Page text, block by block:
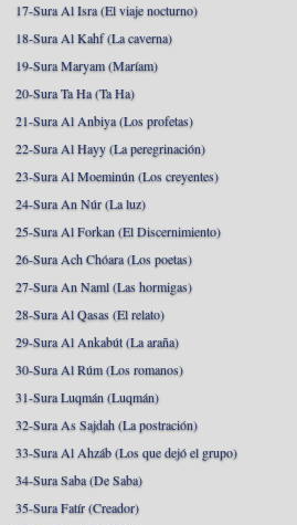
17-Sura Al Isra (El viaje nocturno)
18-Sura Al Kahf (La caverna)
19-Sura Maryam (Maríam)
20-Sura Ta Ha (Ta Ha)
21-Sura Al Anbiya (Los profetas)
22-Sura Al Hayy (La peregrinación)
23-Sura Al Moeminún (Los creyentes)
24-Sura An Núr (La luz)
25-Sura Al Forkan (El Discernimiento)
26-Sura Ach Chóara (Los poetas)
27-Sura An Naml (Las hormigas)
28-Sura Al Qasas (El relato)
29-Sura Al Ankabút (La araña)
30-Sura Al Rúm (Los romanos)
31-Sura Luqmán (Luqmán)
32-Sura As Sajdah (La postración)
33-Sura Al Ahzáb (Los que dejó el grupo)
34-Sura Saba (De Saba)
35-Sura Fatír (Creador)